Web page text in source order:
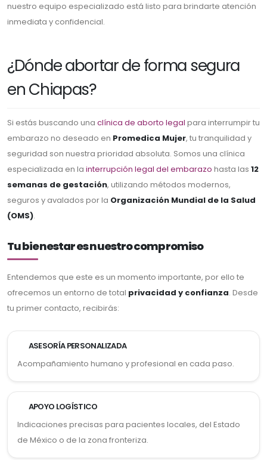
nuestro equipo especializado está listo para brindarte atención
inmediata y confidencial.
¿Dónde abortar de forma segura
en Chiapas?
Si estás buscando una clínica de aborto legal para interrumpir tu
embarazo no deseado en Promedica Mujer, tu tranquilidad y
seguridad son nuestra prioridad absoluta. Somos una clínica
especializada en la interrupción legal del embarazo hasta las 12
semanas de gestación, utilizando métodos modernos,
seguros y avalados por la Organización Mundial de la Salud
(OMS).
Tu bienestar es nuestro compromiso
Entendemos que este es un momento importante, por ello te
ofrecemos un entorno de total privacidad y confianza. Desde
tu primer contacto, recibirás:
ASESORÍA PERSONALIZADA
Acompañamiento humano y profesional en cada paso.
APOYO LOGÍSTICO
Indicaciones precisas para pacientes locales, del Estado
de México o de la zona fronteriza.